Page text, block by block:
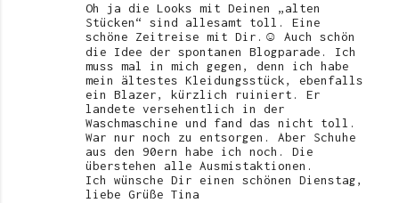
Oh ja die Looks mit Deinen „alten
Stücken“ sind allesamt toll. Eine
schöne Zeitreise mit Dir.☺️ Auch schön
die Idee der spontanen Blogparade. Ich
muss mal in mich gegen, denn ich habe
mein ältestes Kleidungsstück, ebenfalls
ein Blazer, kürzlich ruiniert. Er
landete versehentlich in der
Waschmaschine und fand das nicht toll.
War nur noch zu entsorgen. Aber Schuhe
aus den 90ern habe ich noch. Die
überstehen alle Ausmistaktionen.
Ich wünsche Dir einen schönen Dienstag,
liebe Grüße Tina